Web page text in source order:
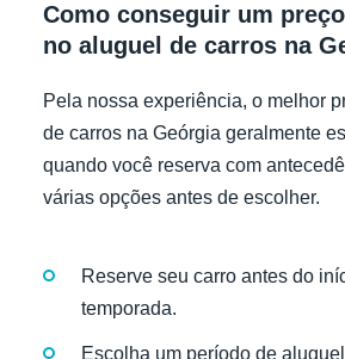
Como conseguir um
no aluguel de carros na
Pela nossa experiência, o melhor
de carros na Geórgia geralmente
quando você reserva com
várias opções antes de escolher.
Reserve seu carro antes do
temporada.
Escolha um período de